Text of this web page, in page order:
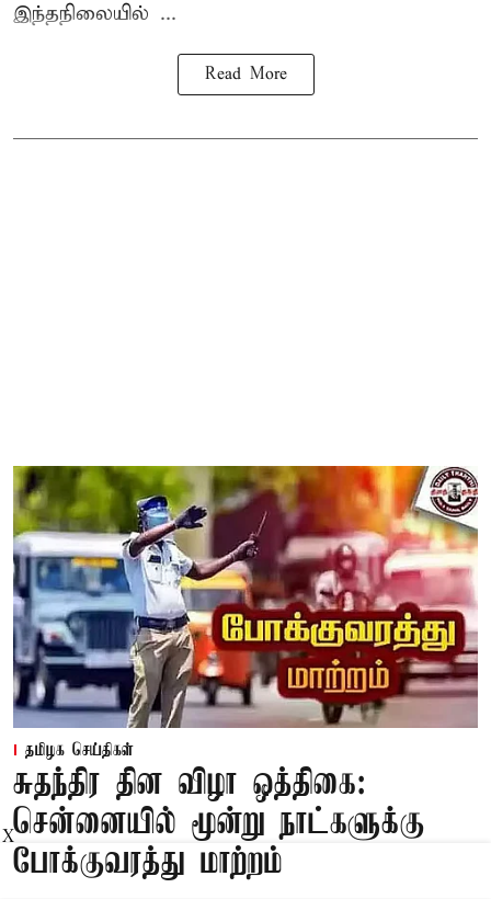
இந்தநிலையில் ...
Read More
தமிழக செய்திகள்
சுதந்திர தின விழா ஒத்திகை:
சென்னையில் மூன்று நாட்களுக்கு
போக்குவரத்து மாற்றம்
X